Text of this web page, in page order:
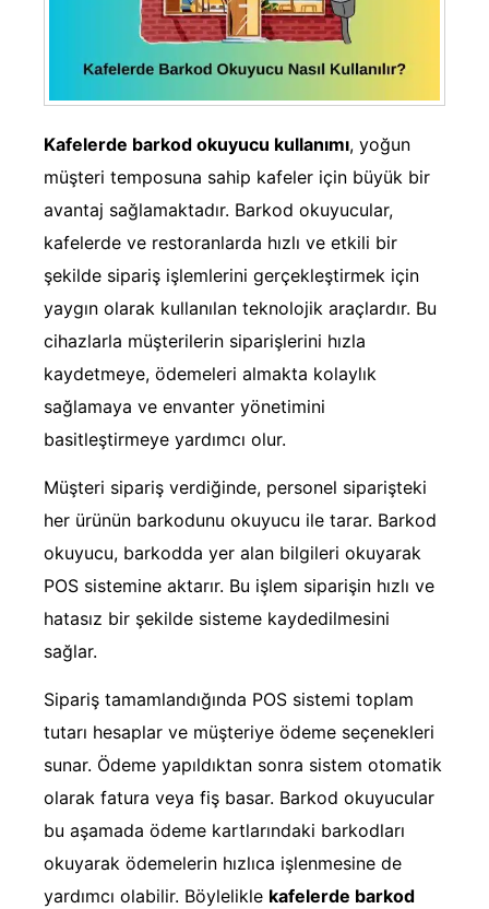
Kafelerde barkod okuyucu kullanımı, yoğun
müşteri temposuna sahip kafeler için büyük bir
avantaj sağlamaktadır. Barkod okuyucular,
kafelerde ve restoranlarda hızlı ve etkili bir
şekilde sipariş işlemlerini gerçekleştirmek için
yaygın olarak kullanılan teknolojik araçlardır. Bu
cihazlarla müşterilerin siparişlerini hızla
kaydetmeye, ödemeleri almakta kolaylık
sağlamaya ve envanter yönetimini
basitleştirmeye yardımcı olur.
Müşteri sipariş verdiğinde, personel siparişteki
her ürünün barkodunu okuyucu ile tarar. Barkod
okuyucu, barkodda yer alan bilgileri okuyarak
POS sistemine aktarır. Bu işlem siparişin hızlı ve
hatasız bir şekilde sisteme kaydedilmesini
sağlar.
Sipariş tamamlandığında POS sistemi toplam
tutarı hesaplar ve müşteriye ödeme seçenekleri
sunar. Ödeme yapıldıktan sonra sistem otomatik
olarak fatura veya fiş basar. Barkod okuyucular
bu aşamada ödeme kartlarındaki barkodları
okuyarak ödemelerin hızlıca işlenmesine de
yardımcı olabilir. Böylelikle kafelerde barkod